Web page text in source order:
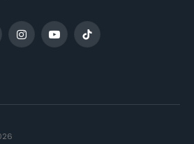
InstagramYouTubeTikTok